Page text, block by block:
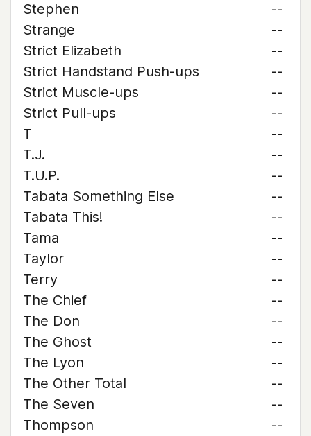
Stephen
--
Strange
--
Strict Elizabeth
--
Strict Handstand Push-ups
--
Strict Muscle-ups
--
Strict Pull-ups
--
T
--
T.J.
--
T.U.P.
--
Tabata Something Else
--
Tabata This!
--
Tama
--
Taylor
--
Terry
--
The Chief
--
The Don
--
The Ghost
--
The Lyon
--
The Other Total
--
The Seven
--
Thompson
--